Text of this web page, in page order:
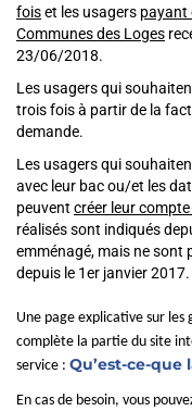
foiset les usagers payant
Communes des Loges
23/06/2018.
Les usagers qui
trois fois à partir de la
demande.
Les usagers qui
avec leur bac ou/et les
peuvent créer leur compte
réalisés sont indiqués
emménagé, mais ne sont
depuis le 1er janvier 2017.
Une page explicative sur
complète la partie du site
service : Qu’est-ce-que
En cas de besoin, vous